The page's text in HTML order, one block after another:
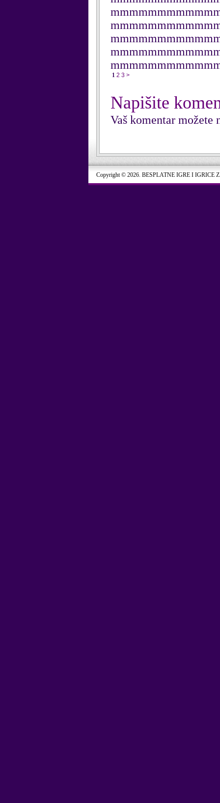
1 2 3 >
Napišite
Vaš komentar možete
Copyright © 2026. BESPLATNE IGRE I IGRICE